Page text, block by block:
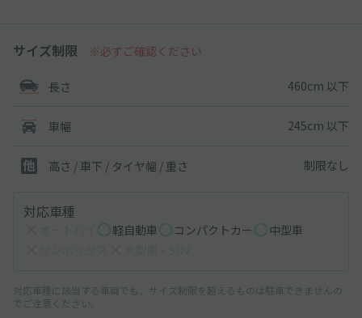
サイズ制限 ※必ずご確認ください
長さ 460cm 以下
車幅 245cm 以下
高さ / 車下 / タイヤ幅 / 重さ 制限なし
対応車種
軽自動車 コンパクトカー
中型車
対応車種に該当する車両でも、サイズ制限を超えるものは駐車できませんの
でご注意ください。